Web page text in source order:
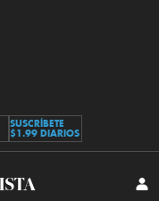
SUSCRÍBETE
$1.99 DIARIOS